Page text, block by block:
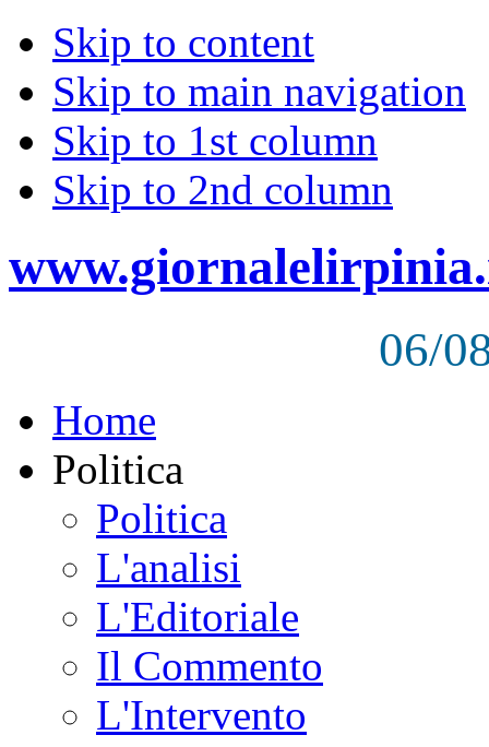
Skip to content
Skip to main navigation
Skip to 1st column
Skip to 2nd column
06/
Home
Politica
Politica
L'analisi
L'Editoriale
Il Commento
L'Intervento